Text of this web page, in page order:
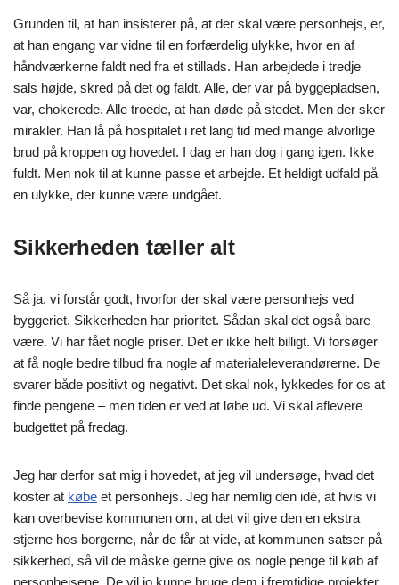
Grunden til, at han insisterer på, at der skal være personhejs, er,
at han engang var vidne til en forfærdelig ulykke, hvor en af
håndværkerne faldt ned fra et stillads. Han arbejdede i tredje
sals højde, skred på det og faldt. Alle, der var på byggepladsen,
var, chokerede. Alle troede, at han døde på stedet. Men der sker
mirakler. Han lå på hospitalet i ret lang tid med mange alvorlige
brud på kroppen og hovedet. I dag er han dog i gang igen. Ikke
fuldt. Men nok til at kunne passe et arbejde. Et heldigt udfald på
en ulykke, der kunne være undgået.
Sikkerheden tæller alt
Så ja, vi forstår godt, hvorfor der skal være personhejs ved
byggeriet. Sikkerheden har prioritet. Sådan skal det også bare
være. Vi har fået nogle priser. Det er ikke helt billigt. Vi forsøger
at få nogle bedre tilbud fra nogle af materialeleverandørerne. De
svarer både positivt og negativt. Det skal nok, lykkedes for os at
finde pengene – men tiden er ved at løbe ud. Vi skal aflevere
budgettet på fredag.
Jeg har derfor sat mig i hovedet, at jeg vil undersøge, hvad det
koster at købe et personhejs. Jeg har nemlig den idé, at hvis vi
kan overbevise kommunen om, at det vil give den en ekstra
stjerne hos borgerne, når de får at vide, at kommunen satser på
sikkerhed, så vil de måske gerne give os nogle penge til køb af
personhejsene. De vil jo kunne bruge dem i fremtidige projekter.